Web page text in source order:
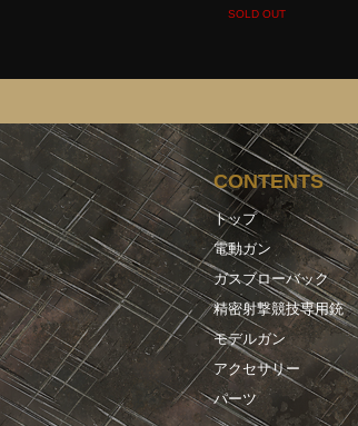
SOLD OUT
CONTENTS
トップ
電動ガン
ガスブローバック
精密射撃競技専用銃
モデルガン
アクセサリー
パーツ